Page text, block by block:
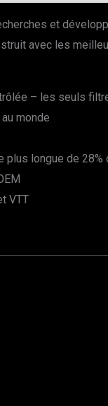
et
avec les
– les seuls
monde
longue de
VTT